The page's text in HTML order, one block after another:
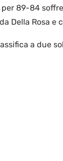
per 89-84
Della Rosa e
a due